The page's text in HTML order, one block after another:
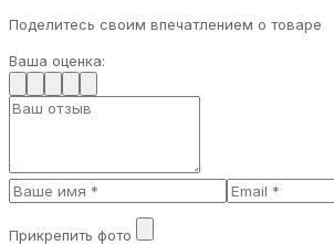
Поделитесь своим впечатлением о товаре
Ваша оценка:
Прикрепить фото